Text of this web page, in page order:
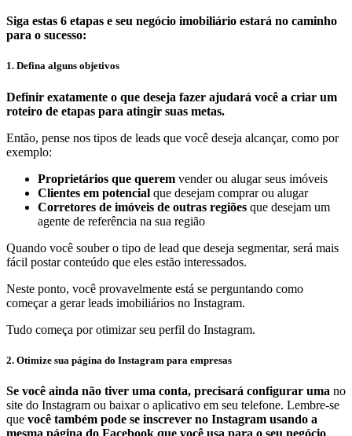
Siga estas 6 etapas e seu negócio imobiliário estará no caminho
para o sucesso:
1. Defina alguns objetivos
Definir exatamente o que deseja fazer ajudará você a criar um
roteiro de etapas para atingir suas metas.
Então, pense nos tipos de leads que você deseja alcançar, como por
exemplo:
Proprietários que querem vender ou alugar seus imóveis
Clientes em potencial que desejam comprar ou alugar
Corretores de imóveis de outras regiões que desejam um
agente de referência na sua região
Quando você souber o tipo de lead que deseja segmentar, será mais
fácil postar conteúdo que eles estão interessados.
Neste ponto, você provavelmente está se perguntando como
começar a gerar leads imobiliários no Instagram.
Tudo começa por otimizar seu perfil do Instagram.
2. Otimize sua página do Instagram para empresas
Se você ainda não tiver uma conta, precisará configurar uma no
site do Instagram ou baixar o aplicativo em seu telefone. Lembre-se
que você também pode se inscrever no Instagram usando a
mesma página do Facebook que você usa para o seu negócio